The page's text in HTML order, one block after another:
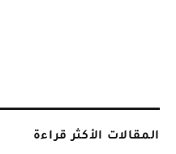
المقالات الأكثر قراءة